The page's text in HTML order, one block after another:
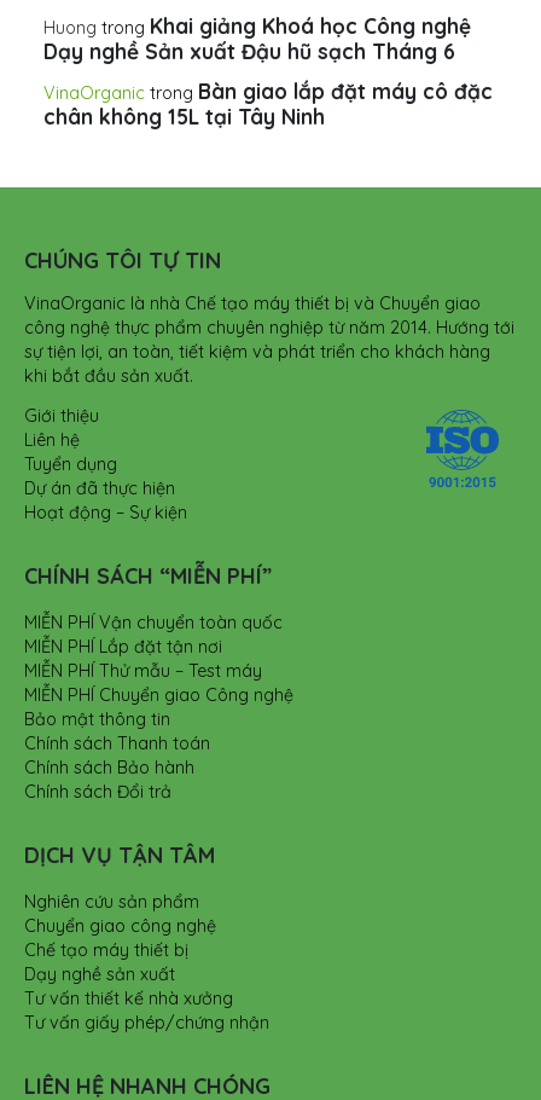
Huong trong Khai giảng Khoá học Công nghệ
Dạy nghề Sản xuất Đậu hũ sạch Tháng 6
VinaOrganic trong Bàn giao lắp đặt máy cô đặc
chân không 15L tại Tây Ninh
CHÚNG TÔI TỰ TIN
VinaOrganic là nhà Chế tạo máy thiết bị và Chuyển giao
công nghệ thực phẩm chuyên nghiệp từ năm 2014. Hướng tới
sự tiện lợi, an toàn, tiết kiệm và phát triển cho khách hàng
khi bắt đầu sản xuất.
Giới thiệu
Liên hệ
Tuyển dụng
Dự án đã thực hiện
Hoạt động – Sự kiện
CHÍNH SÁCH “MIỄN PHÍ”
MIỄN PHÍ Vận chuyển toàn quốc
MIỄN PHÍ Lắp đặt tận nơi
MIỄN PHÍ Thử mẫu – Test máy
MIỄN PHÍ Chuyển giao Công nghệ
Bảo mật thông tin
Chính sách Thanh toán
Chính sách Bảo hành
Chính sách Đổi trả
DỊCH VỤ TẬN TÂM
Nghiên cứu sản phẩm
Chuyển giao công nghệ
Chế tạo máy thiết bị
Dạy nghề sản xuất
Tư vấn thiết kế nhà xưởng
Tư vấn giấy phép/chứng nhận
LIÊN HỆ NHANH CHÓNG